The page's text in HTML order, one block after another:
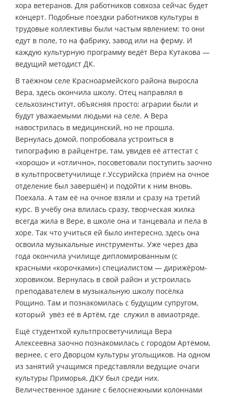
хора ветеранов. Для работников совхоза сейчас будет
концерт. Подобные поездки работников культуры в
трудовые коллективы были частым явлением: то они
едут в поле, то на фабрику, завод или на ферму. И
каждую культурную программу ведёт Вера Кутакова —
ведущий методист ДК.
В таёжном селе Красноармейского района выросла
Вера, здесь окончила школу. Отец направлял в
сельхозинститут, объясняя просто: аграрии были и
будут уважаемыми людьми на селе. А Вера
навострилась в медицинский, но не прошла.
Вернулась домой, попробовала устроиться в
типографию в райцентре, там, увидев её аттестат с
«хорошо» и «отлично», посоветовали поступить заочно
в культпросветучилище г.Уссурийска (приём на очное
отделение был завершён) и подойти к ним вновь.
Поехала. А там её на очное взяли и сразу на третий
курс. В учёбу она влилась сразу, творческая жилка
всегда жила в Вере, в школе она и танцевала и пела в
хоре. Так что учиться ей было интересно, здесь она
освоила музыкальные инструменты. Уже через два
года окончила училище дипломированным (с
красными «корочками») специалистом — дирижёром-
хоровиком. Вернулась в свой район и устроилась
преподавателем в музыкальную школу посёлка
Рощино. Там и познакомилась с будущим супругом,
который увёз её в Артём, где служил в авиаотряде.
Ещё студенткой культпросветучилища Вера
Алексеевна заочно познакомилась с городом Артёмом,
вернее, с его Дворцом культуры угольщиков. На одном
из занятий учащимся представляли ведущие очаги
культуры Приморья, ДКУ был среди них.
Величественное здание с белоснежными колоннами